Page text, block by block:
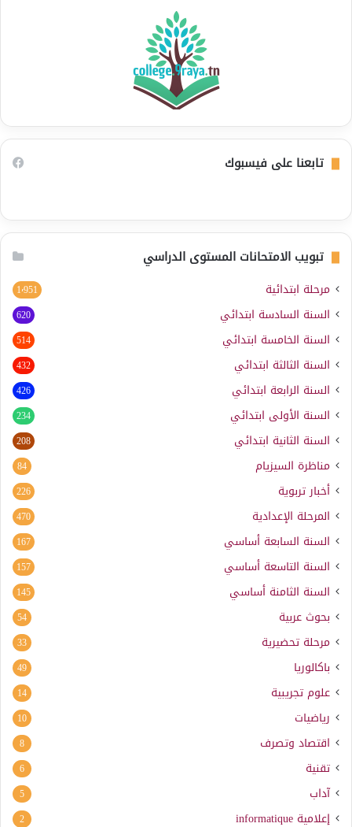
تابعنا على فيسبوك
تبويب الامتحانات المستوى الدراسي
مرحلة ابتدائية 1٬951
السنة السادسة ابتدائي 620
السنة الخامسة ابتدائي 514
السنة الثالثة ابتدائي 432
السنة الرابعة ابتدائي 426
السنة الأولى ابتدائي 234
السنة الثانية ابتدائي 208
مناظرة السيزيام 84
أخبار تربوية 226
المرحلة الإعدادية 470
السنة السابعة أساسي 167
السنة التاسعة أساسي 157
السنة الثامنة أساسي 145
بحوث عربية 54
مرحلة تحضيرية 33
باكالوريا 49
علوم تجريبية 14
رياضيات 10
اقتصاد وتصرف 8
تقنية 6
آداب 5
إعلامية informatique
2